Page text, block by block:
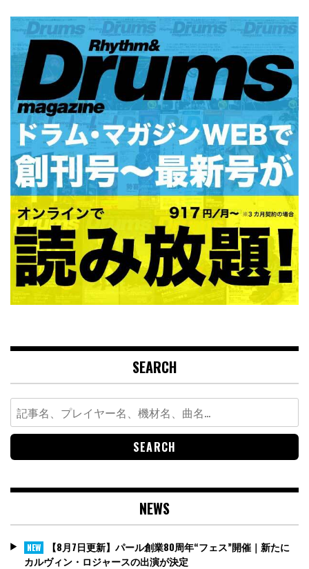
SEARCH
Search
for:
NEWS
NEW
【8月7日更新】パール創業80周年“フェス”開催｜新たに
カルヴィン・ロジャースの出演が決定